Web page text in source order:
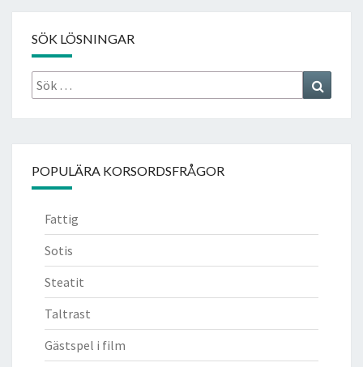
SÖK LÖSNINGAR
Sök
efter:
POPULÄRA KORSORDSFRÅGOR
Fattig
Sotis
Steatit
Taltrast
Gästspel i film